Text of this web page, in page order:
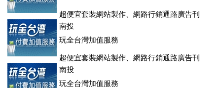
超便宜套裝網站製作、網路行銷通路廣告刊
登、訂房系統、客房委託旅行社銷售，全面優惠中....
南投
玩全台灣加值服務
超便宜套裝網站製作、網路行銷通路廣告刊
登、訂房系統、客房委託旅行社銷售，全面優惠中....
南投
玩全台灣加值服務